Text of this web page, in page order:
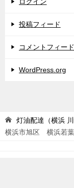
投稿フィード
コメントフィード
WordPress.org
灯油配達（横浜
横浜市旭区 横浜若葉